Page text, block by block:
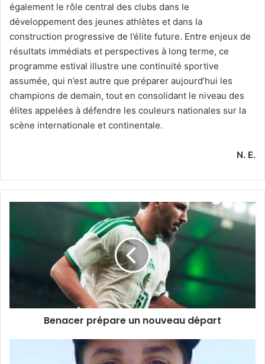
également le rôle central des clubs dans le
développement des jeunes athlètes et dans la
construction progressive de l’élite future. Entre enjeux de
résultats immédiats et perspectives à long terme, ce
programme estival illustre une continuité sportive
assumée, qui n’est autre que préparer aujourd’hui les
champions de demain, tout en consolidant le niveau des
élites appelées à défendre les couleurs nationales sur la
scène internationale et continentale.
N. E.
Benacer prépare un nouveau départ